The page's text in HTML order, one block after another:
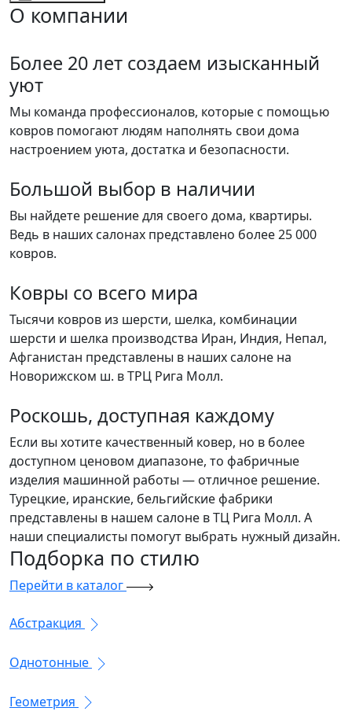
О компании
Более 20 лет создаем изысканный
уют
Мы команда профессионалов, которые с помощью
ковров помогают людям наполнять свои дома
настроением уюта, достатка и безопасности.
Большой выбор в наличии
Вы найдете решение для своего дома, квартиры.
Ведь в наших салонах представлено более 25 000
ковров.
Ковры со всего мира
Тысячи ковров из шерсти, шелка, комбинации
шерсти и шелка производства Иран, Индия, Непал,
Афганистан представлены в наших салоне на
Новорижском ш. в ТРЦ Рига Молл.
Роскошь, доступная каждому
Если вы хотите качественный ковер, но в более
доступном ценовом диапазоне, то фабричные
изделия машинной работы — отличное решение.
Турецкие, иранские, бельгийские фабрики
представлены в нашем салоне в ТЦ Рига Молл. А
наши специалисты помогут выбрать нужный дизайн.
Подборка по стилю
Перейти в каталог
Абстракция
Однотонные
Геометрия